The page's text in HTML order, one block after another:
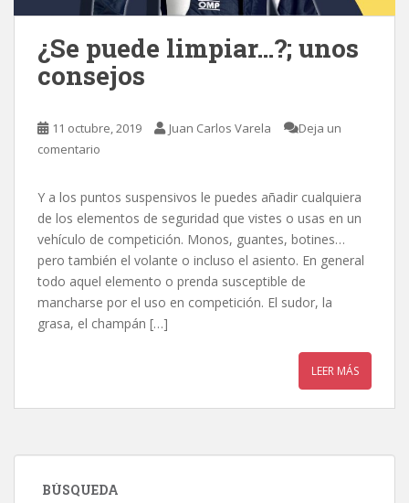
¿Se puede limpiar…?; unos
consejos
11 octubre, 2019 Juan Carlos Varela
Deja un
comentario
Y a los puntos suspensivos le puedes añadir cualquiera
de los elementos de seguridad que vistes o usas en un
vehículo de competición. Monos, guantes, botines…
pero también el volante o incluso el asiento. En general
todo aquel elemento o prenda susceptible de
mancharse por el uso en competición. El sudor, la
grasa, el champán […]
LEER MÁS
BÚSQUEDA